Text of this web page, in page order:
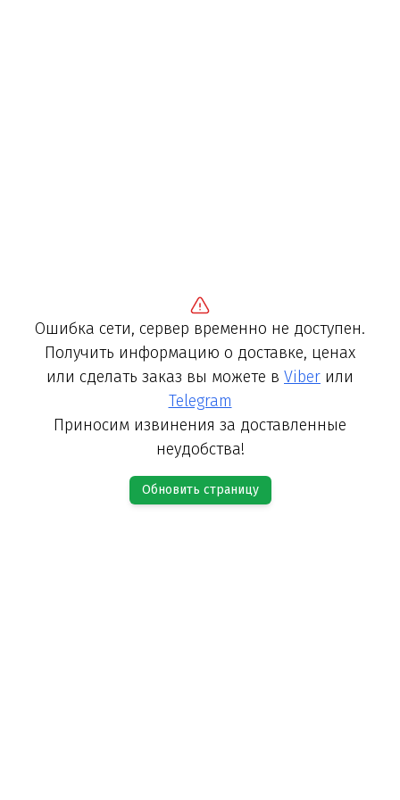
Ошибка сети, сервер временно не доступен.
Получить информацию о доставке, ценах
или сделать заказ вы можете в Viber или
Telegram
Приносим извинения за доставленные
неудобства!
Обновить страницу